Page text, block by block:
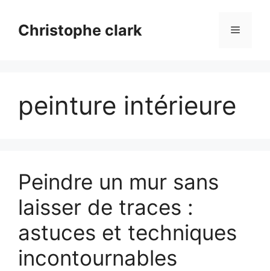
contenuChristophe clark Menu
peinture intérieure
Peindre un mur sans
laisser de traces :
astuces et techniques
incontournables